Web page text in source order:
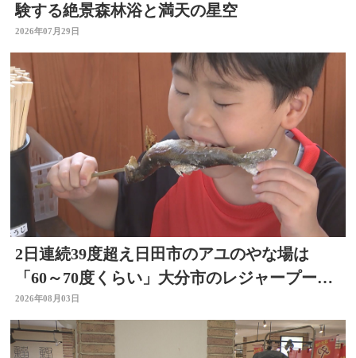
験する絶景森林浴と満天の星空
2026年07月29日
2日連続39度超え日田市のアユのやな場は
「60～70度くらい」大分市のレジャープール
も賑わう 大分
2026年08月03日